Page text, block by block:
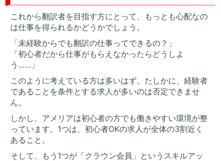
これから翻訳者を目指す方にとって、もっとも心配なの
は仕事を得られるかどうかでしょう。
「未経験からでも翻訳の仕事ってできるの？」
「初心者だから仕事がもらえなかったらどうしよ
う……」
このように考えている方は多いはず。たしかに、経験者
であることを条件とする求人が多いのは否定できませ
ん。
しかし、アメリアは初心者の方でも働きやすい環境が整
っています。1つは、初心者OKの求人が全体の3割近く
あること。
そして、もう1つが「クラウン会員」というスキルアッ